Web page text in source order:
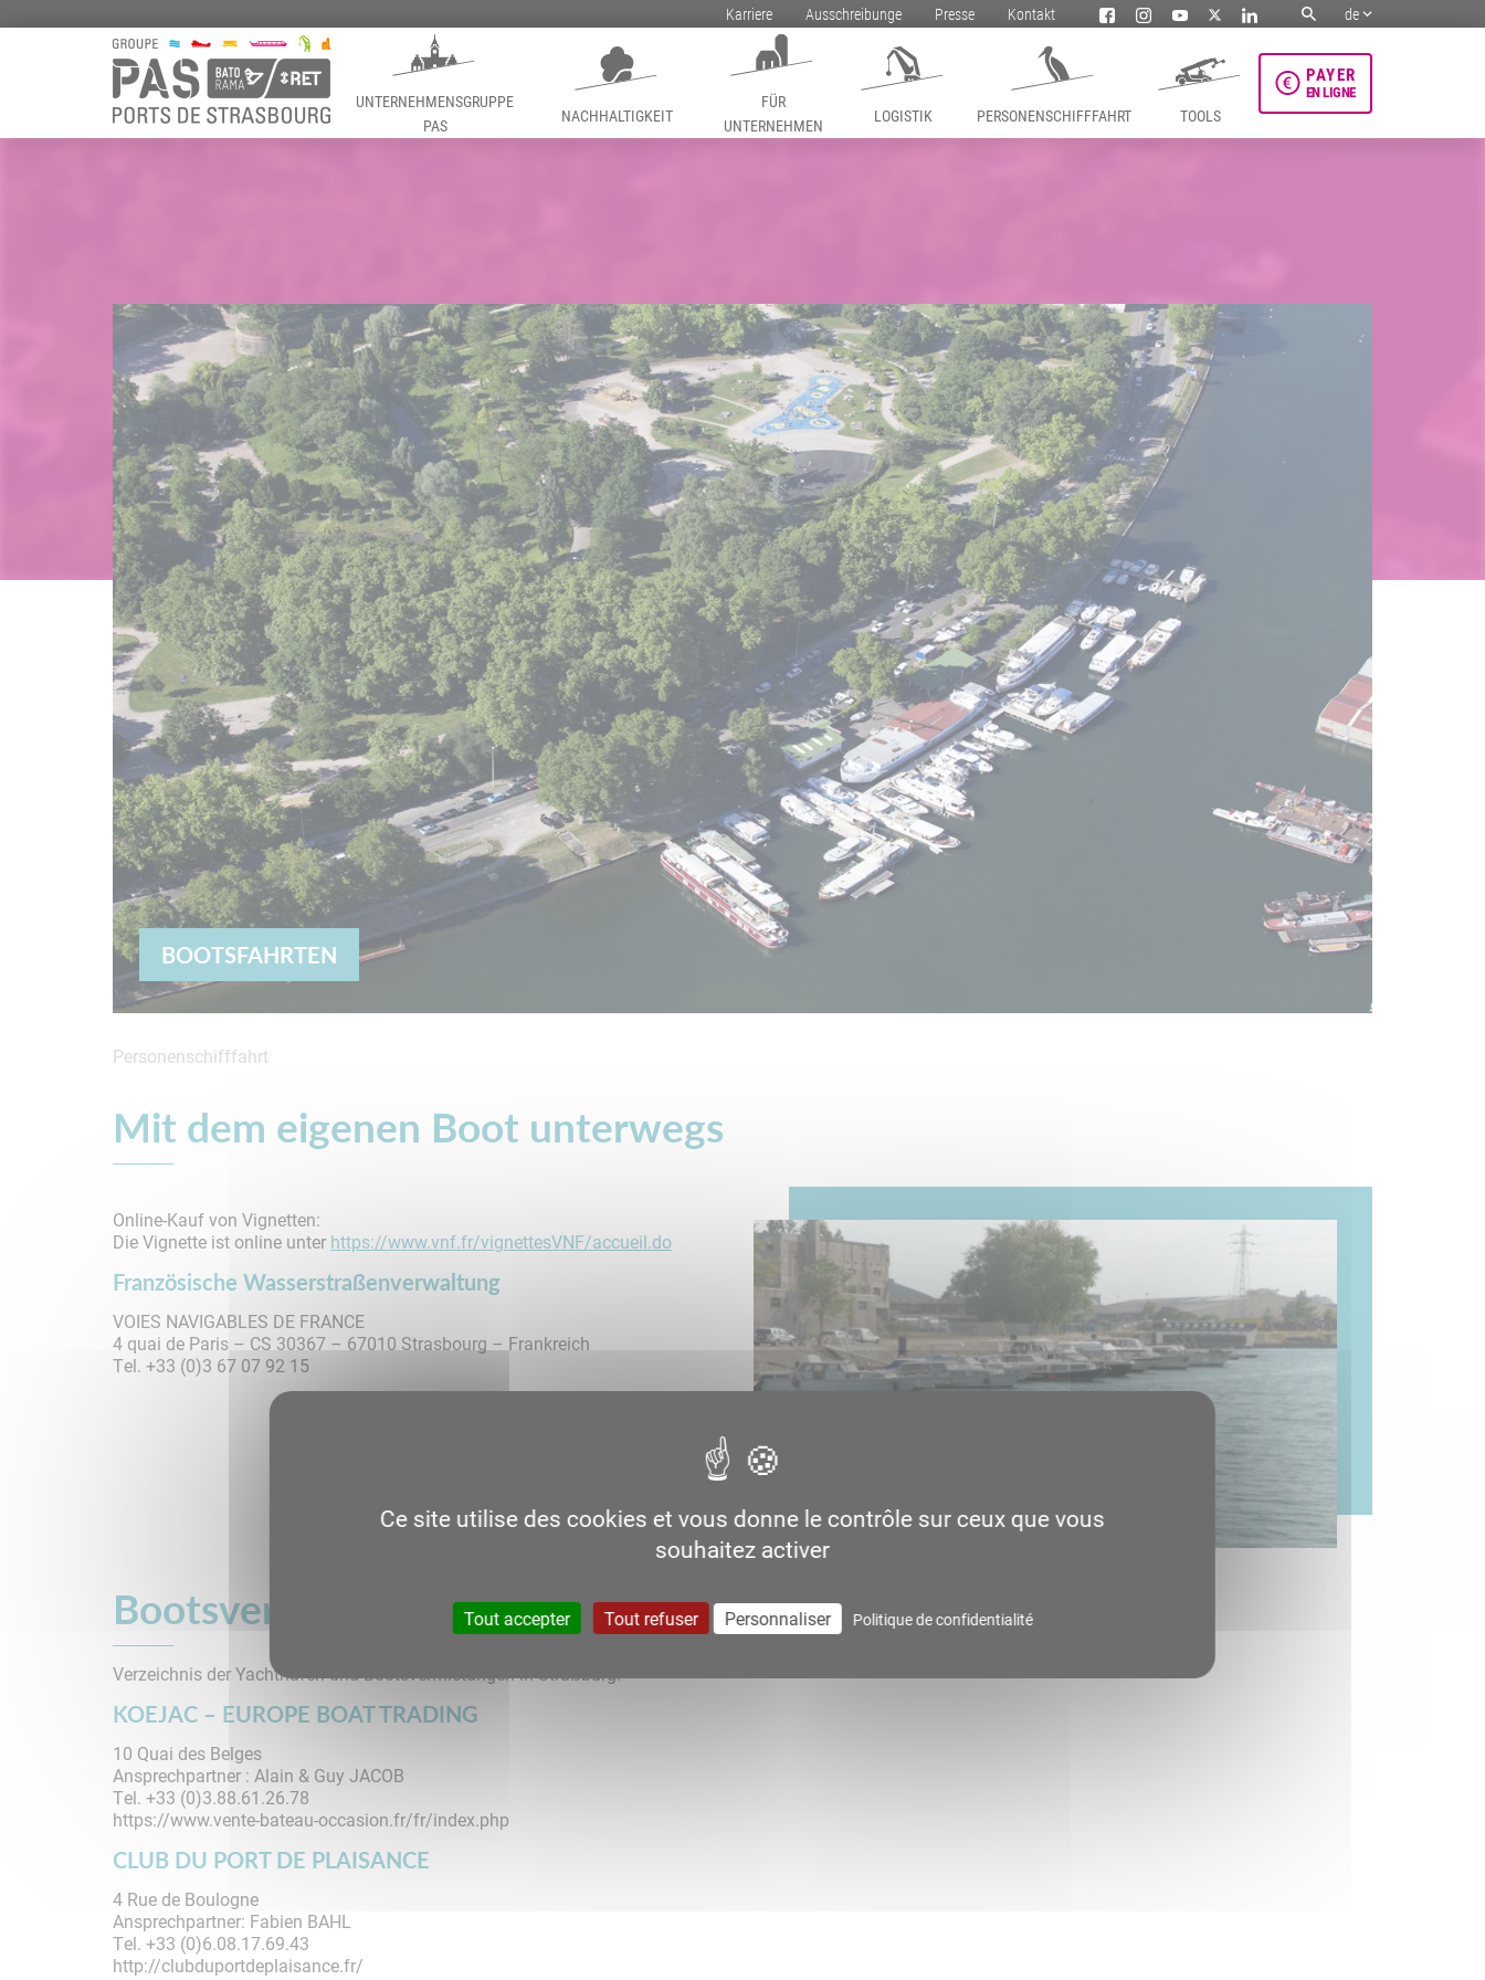
Karriere Ausschreibunge Presse Kontakt de
UNTERNEHMENSGRUPPE
PAS
NACHHALTIGKEIT
FÜR
UNTERNEHMEN
LOGISTIK PERSONENSCHIFFFAHRT TOOLS
PAYER
EN LIGNE
BOOTSFAHRTEN
Personenschifffahrt
Mit dem eigenen Boot unterwegs
Online-Kauf von Vignetten:
Die Vignette ist online unter https://www.vnf.fr/vignettesVNF/accueil.do
Französische Wasserstraßenverwaltung
VOIES NAVIGABLES DE FRANCE
4 quai de Paris – CS 30367 – 67010 Strasbourg – Frankreich
Tel. +33 (0)3 67 07 92 15
Bootsvermietung
Verzeichnis der Yachthäfen und Bootsvermietungen in Straßburg:
KOEJAC – EUROPE BOAT TRADING
10 Quai des Belges
Ansprechpartner : Alain & Guy JACOB
Tel. +33 (0)3.88.61.26.78
https://www.vente-bateau-occasion.fr/fr/index.php
CLUB DU PORT DE PLAISANCE
4 Rue de Boulogne
Ansprechpartner: Fabien BAHL
Tel. +33 (0)6.08.17.69.43
http://clubduportdeplaisance.fr/
Ce site utilise des cookies et vous donne le contrôle sur ceux que vous
souhaitez activer
Tout accepter Tout refuser Personnaliser Politique de confidentialité